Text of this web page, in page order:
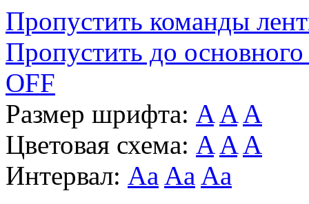
Пропустить команды
Пропустить до основного
OFF
Размер шрифта: A A A
Цветовая схема: A A A
Интервал: Aa Aa Aa